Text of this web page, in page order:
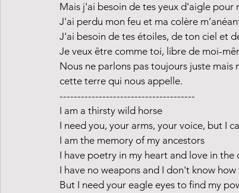
Mais j'ai besoin de tes yeux d'aigle pour
J'ai perdu mon feu et ma colère
J'ai besoin de tes étoiles, de ton ciel et
Je veux être comme toi, libre de moi-
Nous ne parlons pas toujours juste
cette terre qui nous appelle.
--------------------------------------
I am a thirsty wild horse
I need you, your arms, your voice, but I
I am the memory of my ancestors
I have poetry in my heart and love in
I have no weapons and I don't know
But I need your eagle eyes to find my